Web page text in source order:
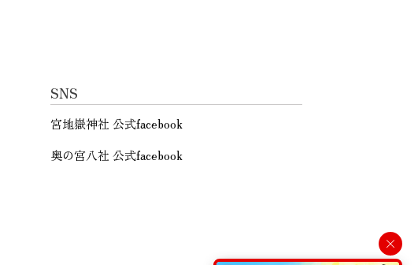
SNS
宮地嶽神社 公式facebook
奥の宮八社 公式facebook
×